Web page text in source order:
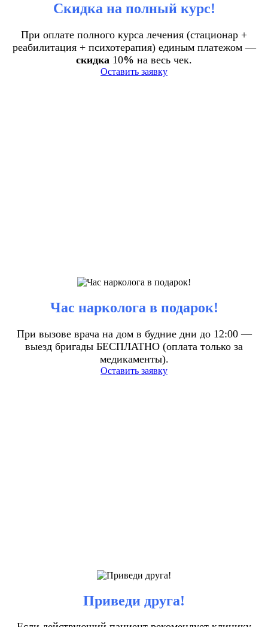
Скидка на полный курс!
При оплате полного курса лечения (стационар +
реабилитация + психотерапия) единым платежом —
скидка 10% на весь чек.
Оставить заявку
Час нарколога в подарок!
При вызове врача на дом в будние дни до 12:00 —
выезд бригады БЕСПЛАТНО (оплата только за
медикаменты).
Оставить заявку
Приведи друга!